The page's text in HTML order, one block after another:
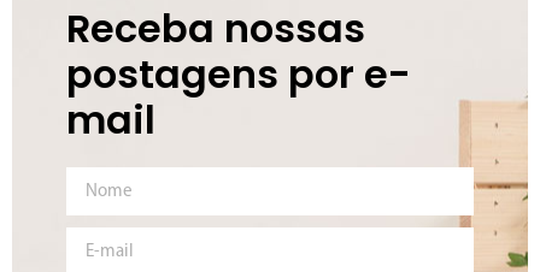
Receba nossas
postagens por e-
mail